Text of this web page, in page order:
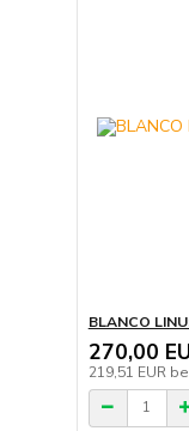
BLANCO
270,00
219,51 EUR